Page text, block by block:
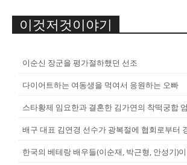
이것저것이야기
이순신 장군을 평가절하했던 선조
다이어트하는 여동생을 먹여서 응원하는 오빠
스타황제 임요한과 결혼한 김가연의 착떡궁합